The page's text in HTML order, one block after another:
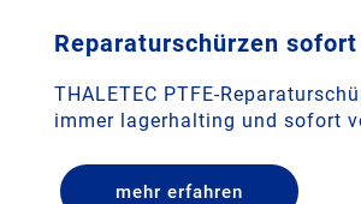
Reparaturschürzen
THALETEC PTFE-
immer lagerhalting und sofort
mehr erfahren